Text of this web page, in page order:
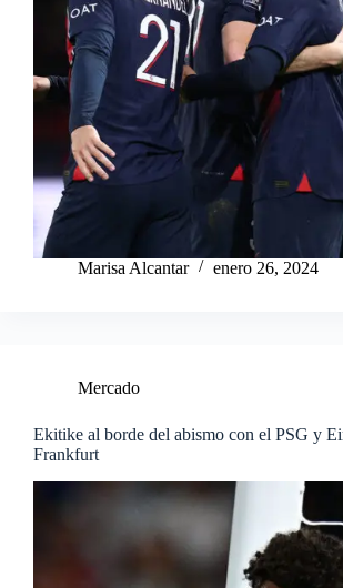
Marisa Alcantar enero 26, 2024
Mercado
Ekitike al borde del abismo con el PSG y
Frankfurt